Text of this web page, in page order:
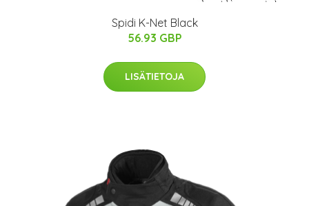
Spidi K-Net Black
56.93 GBP
LISÄTIETOJA